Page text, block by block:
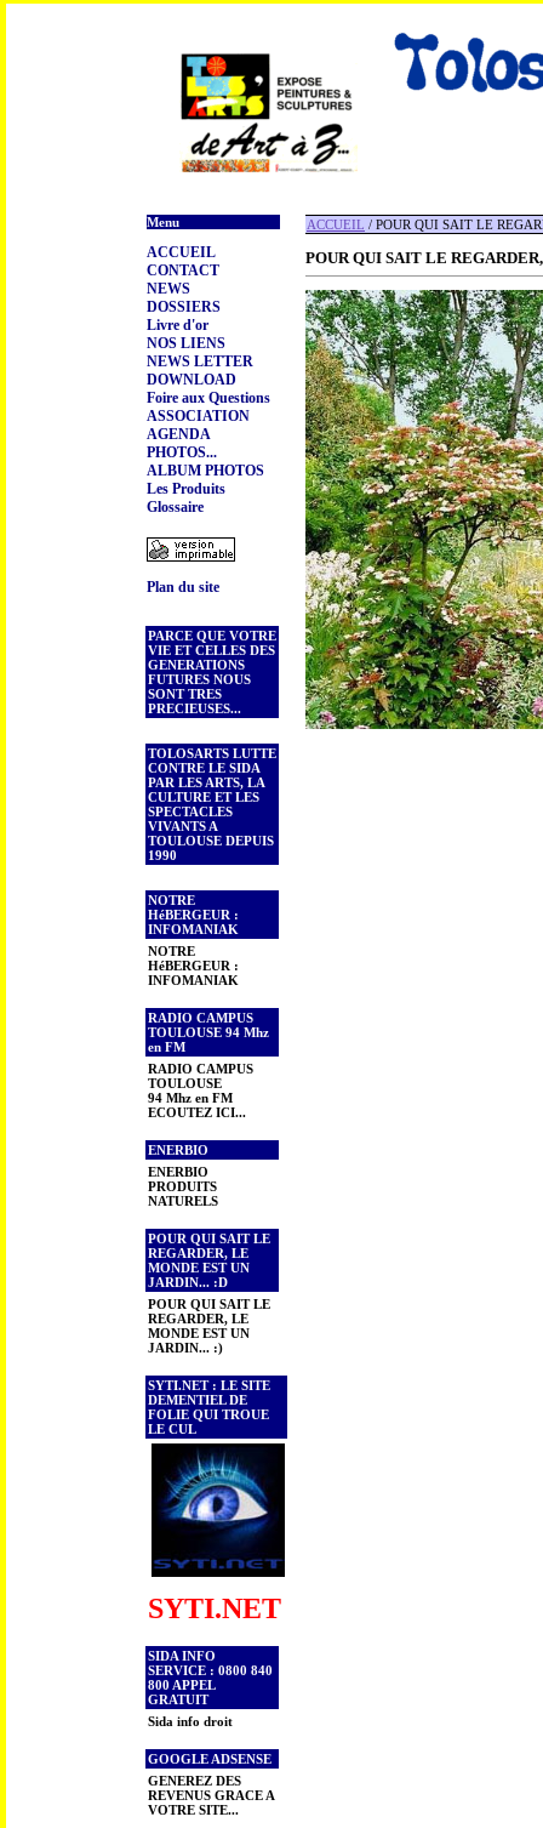
Menu
ACCUEIL
CONTACT
NEWS
DOSSIERS
Livre d'or
NOS LIENS
NEWS LETTER
DOWNLOAD
Foire aux Questions
ASSOCIATION
AGENDA
PHOTOS...
ALBUM PHOTOS
Les Produits
Glossaire
Plan du site
PARCE QUE VOTRE
VIE ET CELLES DES
GENERATIONS
FUTURES NOUS
SONT TRES
PRECIEUSES...
TOLOSARTS LUTTE
CONTRE LE SIDA
PAR LES ARTS, LA
CULTURE ET LES
SPECTACLES
VIVANTS A
TOULOUSE DEPUIS
1990
NOTRE
HéBERGEUR :
INFOMANIAK
NOTRE
HéBERGEUR :
INFOMANIAK
RADIO CAMPUS
TOULOUSE 94 Mhz
en FM
RADIO CAMPUS
TOULOUSE
94 Mhz en FM
ECOUTEZ ICI...
ENERBIO
ENERBIO
PRODUITS
NATURELS
POUR QUI SAIT LE
REGARDER, LE
MONDE EST UN
JARDIN... :D
POUR QUI SAIT LE
REGARDER, LE
MONDE EST UN
JARDIN... :)
SYTI.NET : LE SITE
DEMENTIEL DE
FOLIE QUI TROUE
LE CUL
SYTI.NET
SIDA INFO
SERVICE : 0800 840
800 APPEL
GRATUIT
Sida info droit
GOOGLE ADSENSE
GENEREZ DES
REVENUS GRACE A
VOTRE SITE...
ACCUEIL / POUR QUI SAIT LE
POUR QUI SAIT LE